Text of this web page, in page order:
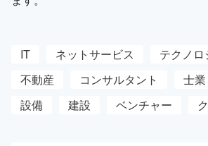
IT ネットサービス テクノロ
不動産
コンサルタント 士業
設備
建設 ベンチャー